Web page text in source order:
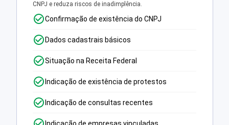
CNPJ e reduza riscos de inadimplência.
Confirmação de existência do CNPJ
Dados cadastrais básicos
Situação na Receita Federal
Indicação de existência de protestos
Indicação de consultas recentes